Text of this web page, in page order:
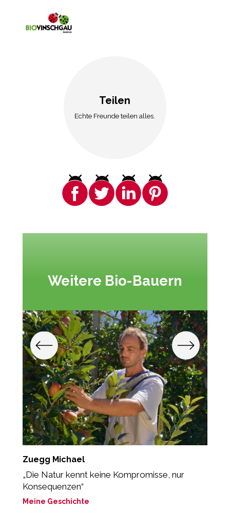
Teilen
Echte Freunde teilen alles.
Weitere Bio-Bauern
Zuegg Michael
„Die Natur kennt keine Kompromisse, nur
Konsequenzen“
Meine Geschichte